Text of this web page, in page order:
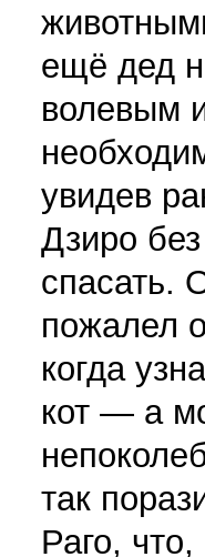
ещё дед
волевым
увидев
Дзиро
спасать.
пожалел
когда
кот — а
так
Раго,